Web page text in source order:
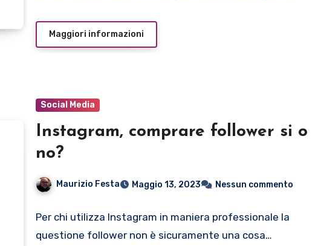
Maggiori informazioni
Social Media
Instagram, comprare follower si o
no?
Maurizio Festa Maggio 13, 2023 Nessun commento
Per chi utilizza Instagram in maniera professionale la
questione follower non è sicuramente una cosa…